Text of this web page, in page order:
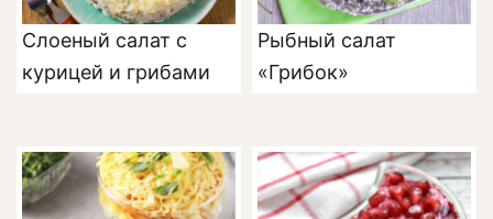
Слоеный салат с
курицей и грибами
Рыбный салат
«Грибок»